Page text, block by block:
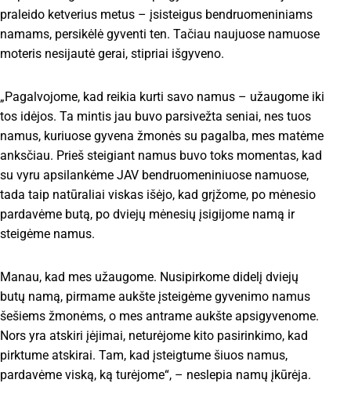
praleido ketverius metus – įsisteigus bendruomeniniams
namams, persikėlė gyventi ten. Tačiau naujuose namuose
moteris nesijautė gerai, stipriai išgyveno.
„Pagalvojome, kad reikia kurti savo namus – užaugome iki
tos idėjos. Ta mintis jau buvo parsivežta seniai, nes tuos
namus, kuriuose gyvena žmonės su pagalba, mes matėme
anksčiau. Prieš steigiant namus buvo toks momentas, kad
su vyru apsilankėme JAV bendruomeniniuose namuose,
tada taip natūraliai viskas išėjo, kad grįžome, po mėnesio
pardavėme butą, po dviejų mėnesių įsigijome namą ir
steigėme namus.
Manau, kad mes užaugome. Nusipirkome didelį dviejų
butų namą, pirmame aukšte įsteigėme gyvenimo namus
šešiems žmonėms, o mes antrame aukšte apsigyvenome.
Nors yra atskiri įėjimai, neturėjome kito pasirinkimo, kad
pirktume atskirai. Tam, kad įsteigtume šiuos namus,
pardavėme viską, ką turėjome“, – neslepia namų įkūrėja.